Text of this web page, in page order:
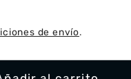
i
ó
de envío.